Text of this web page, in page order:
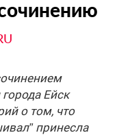
Ейск
о том, что
принесла